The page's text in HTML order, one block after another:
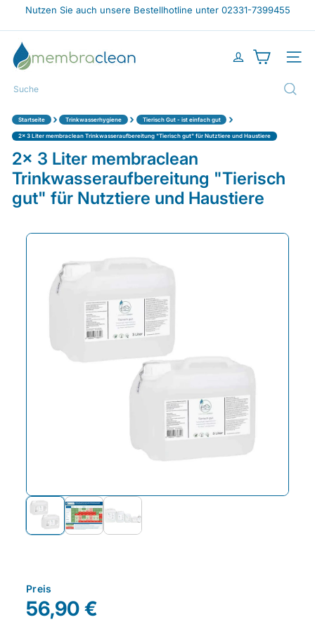
Direkt
Inhalt
Diashow
Nutzen Sie auch unsere Bestellhotline unter 02331-7399455
m
e
m
b
c
l
e
a
n
s
Suche
Startseite › Trinkwasserhygiene › Tierisch Gut - ist einfach gut ›
2x 3 Liter membraclean Trinkwasseraufbereitung "Tierisch gut" für Nutztiere und Haustiere
2x 3 Liter membraclean
Trinkwasseraufbereitung "Tierisch
gut" für Nutztiere und Haustiere
Preis
56,90 €